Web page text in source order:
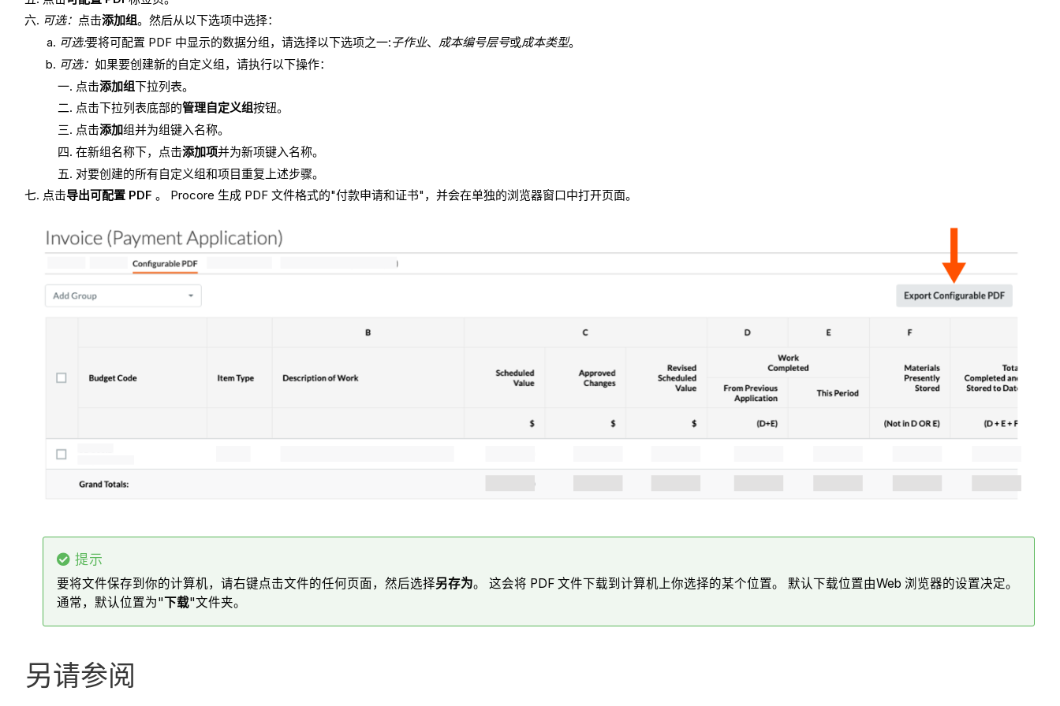
可选： 点击添加组。然后从以下选项中选择：
可选:要将可配置 PDF 中显示的数据分组，请选择以下选项之一:子作业、 成本编号层号或成本类型。
可选：如果要创建新的自定义组，请执行以下操作：
点击添加组下拉列表。
点击下拉列表底部的管理自定义组按钮。
点击添加组并为组键入名称。
在新组名称下，点击添加项并为新项键入名称。
对要创建的所有自定义组和项目重复上述步骤。
点击导出可配置 PDF 。 Procore 生成 PDF 文件格式的"付款申请和证书"，并会在单独的浏览器窗口中打开页面。
提示
要将文件保存到你的计算机，请右键点击文件的任何页面，然后选择另存为。 这会将 PDF 文件下载到计算机上你选择的某个位置。 默认下载位置由Web 浏览器的设置决定。
通常，默认位置为"下载"文件夹。
另请参阅